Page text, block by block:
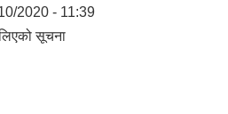
2020 - 11:39
सूचना